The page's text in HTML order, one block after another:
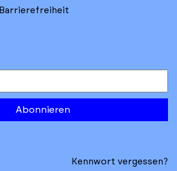
Barrierefreiheit
Abonnieren
Kennwort vergessen?